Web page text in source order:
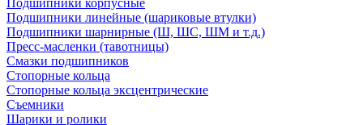
Подшипники корпусные
Подшипники линейные (шариковые втулки)
Подшипники шарнирные (Ш, ШС, ШМ и т.д.)
Пресс-масленки (тавотницы)
Смазки подшипников
Стопорные кольца
Стопорные кольца эксцентрические
Съемники
Шарики и ролики